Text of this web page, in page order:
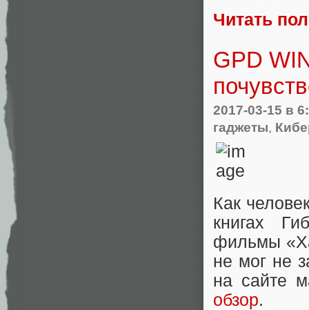
Читать
GPD
2017-03-15 в
гаджеты,
Как
книгах
фильмы
не мог не
на сайте
обзор.